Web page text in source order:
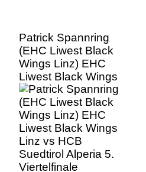
Patrick Spannring
(EHC Liwest Black
Wings Linz) EHC
Liwest Black Wings
Linz vs HCB
Suedtirol Alperia 5.
Viertelfinale